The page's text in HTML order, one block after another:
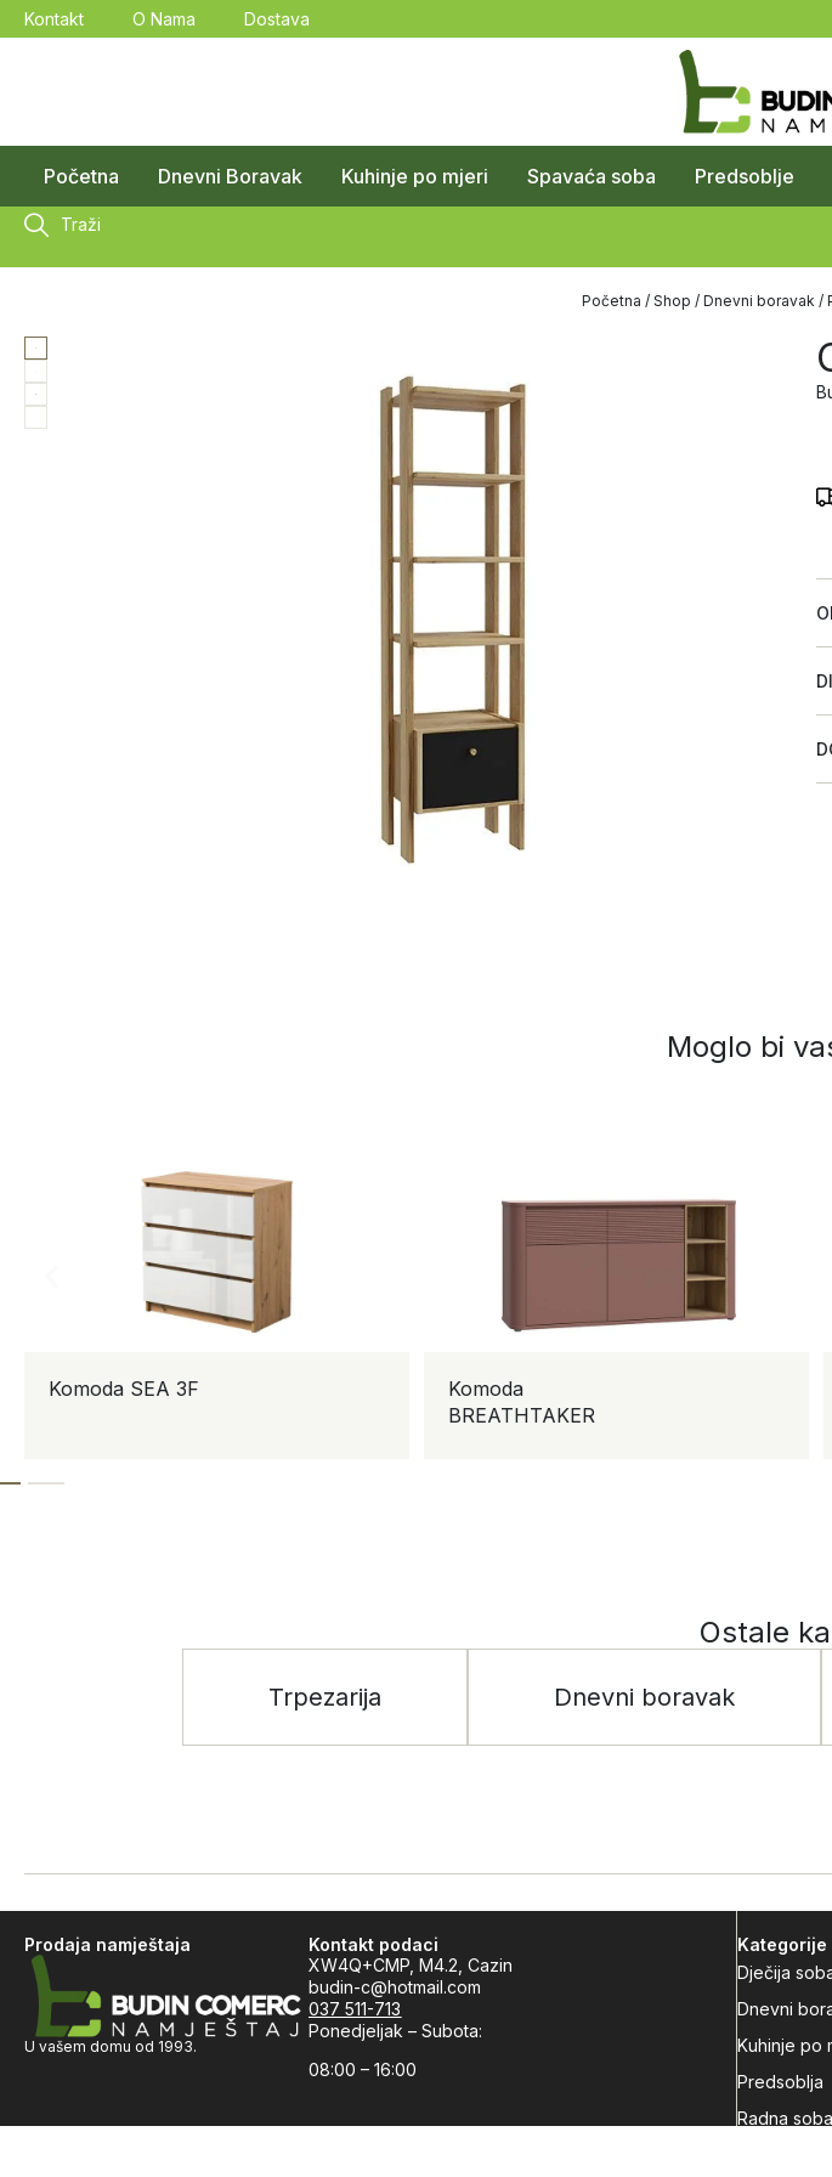
Kontakt O Nama Dostava
Početna Dnevni Boravak Kuhinje po mjeri Spavaća soba Predsoblje
Traži
Početna / Shop / Dnevni boravak /
Moglo bi
Komoda SEA 3F
Komoda
BREATHTAKER
Ostale
Trpezarija Dnevni boravak
Prodaja namještaja
U vašem domu od 1993.
Kontakt podaci
XW4Q+CMP, M4.2, Cazin
budin-c@hotmail.com
037 511-713
Ponedjeljak – Subota:
08:00 – 16:00
Kategorije
Dječija
Dnevni
Kuhinje po
Predsoblja
Radna soba